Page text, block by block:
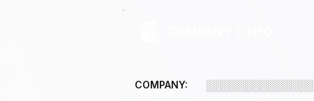
COMPANY: ░░░░░░░░░░░░░░